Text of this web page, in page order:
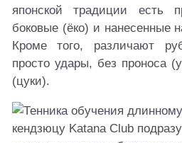
японской традиции есть
боковые (ёко) и нанесенные
Кроме того, различают
просто удары, без проноса
(цуки).